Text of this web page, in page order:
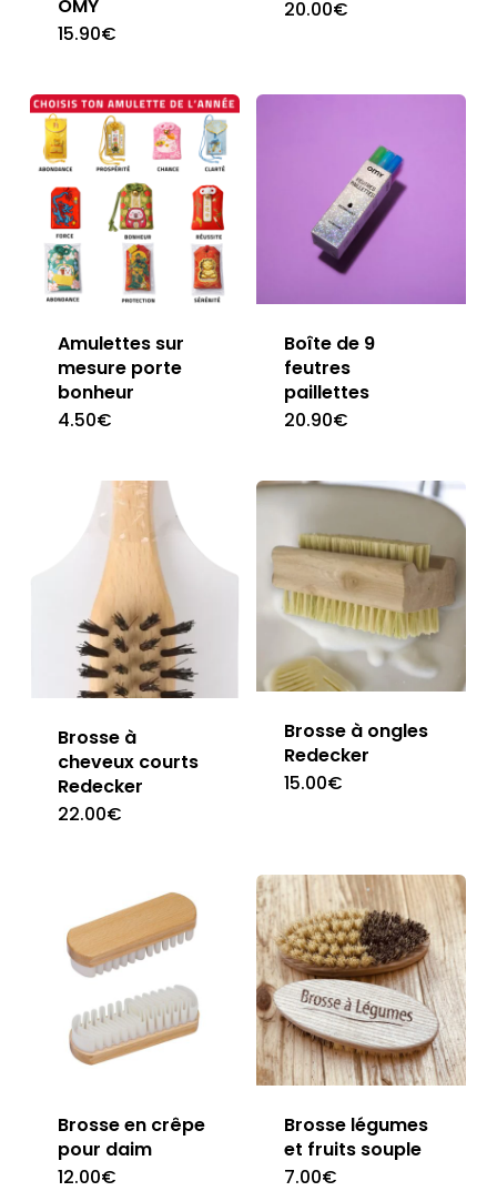
OMY
15.90€
20.00€
Amulettes sur
mesure porte
bonheur
4.50€
This
has
multiple
variants.
The
options
may
chosen
page
Boîte de 9
feutres
paillettes
20.90€
Brosse à
cheveux courts
Redecker
22.00€
Brosse à ongles
Redecker
15.00€
Brosse en crêpe
pour daim
12.00€
Brosse légumes
et fruits souple
7.00€